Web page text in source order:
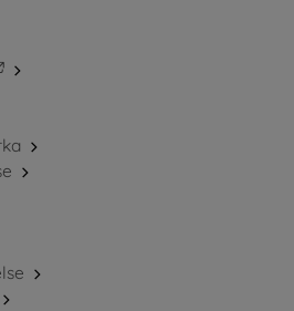
webbplats, öppnas i nytt fönster.
Länk till annan webbplats, öppnas i
webbplats, öppnas i nytt fönster.
öppnas i nytt fönster.